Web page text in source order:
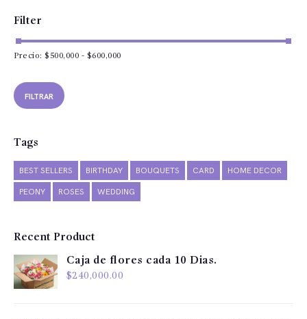
Filter
FILTRAR
Precio: $500,000 - $600,000
Tags
BEST SELLERS BIRTHDAY BOUQUETS CARD HOME DECOR
PEONY ROSES WEDDING
Recent Product
Caja de flores cada 10 Dias.
$240,000.00